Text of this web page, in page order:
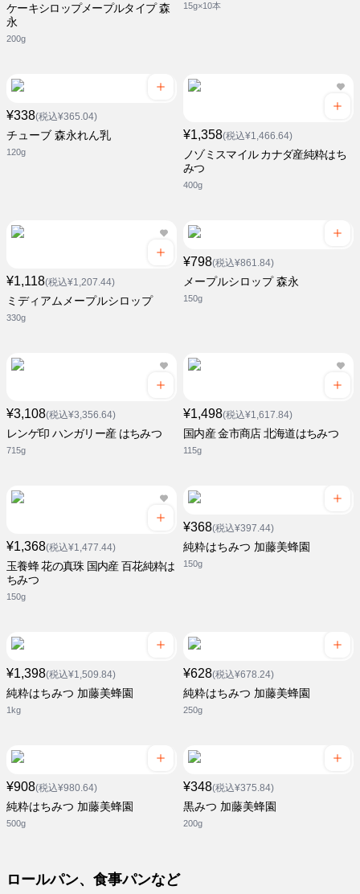
ケーキシロップメープルタイプ 森
永
200g
15g×10本
¥338(税込¥365.04)
チューブ 森永れん乳
120g
¥1,358(税込¥1,466.64)
ノゾミスマイル カナダ産純粋はち
みつ
400g
¥1,118(税込¥1,207.44)
ミディアムメープルシロップ
330g
¥798(税込¥861.84)
メープルシロップ 森永
150g
¥3,108(税込¥3,356.64)
レンゲ印 ハンガリー産 はちみつ
715g
¥1,498(税込¥1,617.84)
国内産 金市商店 北海道はちみつ
115g
¥1,368(税込¥1,477.44)
玉養蜂 花の真珠 国内産 百花純粋は
ちみつ
150g
¥368(税込¥397.44)
純粋はちみつ 加藤美蜂園
150g
¥1,398(税込¥1,509.84)
純粋はちみつ 加藤美蜂園
1kg
¥628(税込¥678.24)
純粋はちみつ 加藤美蜂園
250g
¥908(税込¥980.64)
純粋はちみつ 加藤美蜂園
500g
¥348(税込¥375.84)
黒みつ 加藤美蜂園
200g
ロールパン、食事パンなど